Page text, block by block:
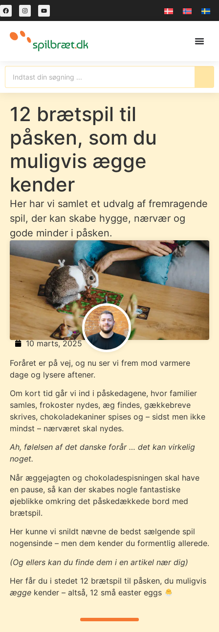
12 brætspil til
påsken, som du
muligvis ægge
kender
Her har vi samlet et udvalg af fremragende
spil, der kan skabe hygge, nærvær og
gode minder i påsken.
10 marts, 2025
Foråret er på vej, og nu ser vi frem mod varmere
dage og lysere aftener.
Om kort tid går vi ind i påskedagene, hvor familier
samles, frokoster nydes, æg findes, gækkebreve
skrives, chokoladekaniner spises og – sidst men ikke
mindst – nærværet skal nydes.
Ah, følelsen af det danske forår … det kan virkelig
noget.
Når æggejagten og chokoladespisningen skal have
en pause, så kan der skabes nogle fantastiske
øjeblikke omkring det påskedækkede bord med
brætspil.
Her kunne vi snildt nævne de bedst sælgende spil
nogensinde – men dem kender du formentlig allerede.
(Og ellers kan du finde dem i en artikel nær dig)
Her får du i stedet 12 brætspil til påsken, du muligvis
ægge kender – altså, 12 små easter eggs